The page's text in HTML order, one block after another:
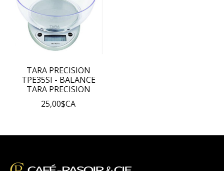
TARA PRECISION
TPE35SI - BALANCE
TARA PRECISION
25,00$CA